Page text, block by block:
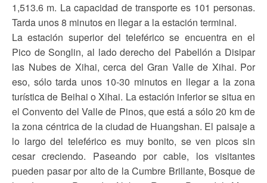
1,513.6 m. La capacidad de transporte es 101 personas.
Tarda unos 8 minutos en llegar a la estación terminal.
La estación superior del teleférico se encuentra en el
Pico de Songlin, al lado derecho del Pabellón a Disipar
las Nubes de Xihai, cerca del Gran Valle de Xihai. Por
eso, sólo tarda unos 10-30 minutos en llegar a la zona
turística de Beihai o Xihai. La estación inferior se situa en
el Convento del Valle de Pinos, que está a sólo 20 km de
la zona céntrica de la ciudad de Huangshan. El paisaje a
lo largo del teleférico es muy bonito, se ven picos sin
cesar creciendo. Paseando por cable, los visitantes
pueden pasar por alto de la Cumbre Brillante, Bosque de